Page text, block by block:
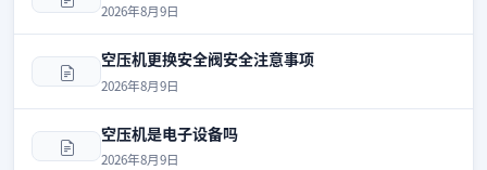
2026年8月9日
空压机更换安全阀安全注意事项
2026年8月9日
空压机是电子设备吗
2026年8月9日